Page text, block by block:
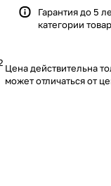
Гарантия до 5
категории
Цена действительна
может отличаться от